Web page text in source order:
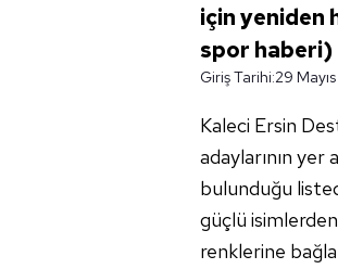
için yeniden
spor haberi)
Giriş Tarihi:29
Kaleci Ersin
adaylarının yer
bulunduğu
güçlü
renklerine